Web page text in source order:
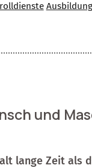
Ausbildung
und
lange Zeit als